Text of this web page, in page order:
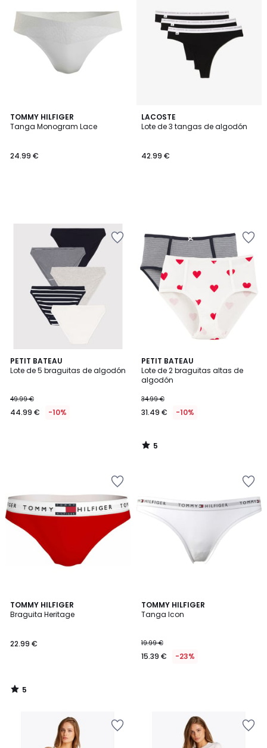
TOMMY HILFIGER
Tanga Monogram Lace
24.99 €
LACOSTE
Lote de 3 tangas de algodón
42.99 €
PETIT BATEAU
Lote de 5 braguitas de algodón
49.99 €
44.99 € -10%
PETIT BATEAU
Lote de 2 braguitas altas de
algodón
34.99 €
31.49 € -10%
5
/
5
5
/
TOMMY HILFIGER
Braguita Heritage
22.99 €
5
/
5
/
TOMMY HILFIGER
Tanga Icon
19.99 €
15.39 € -23%